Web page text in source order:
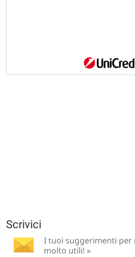
Scrivici
I tuoi suggerimenti per
molto utili! »